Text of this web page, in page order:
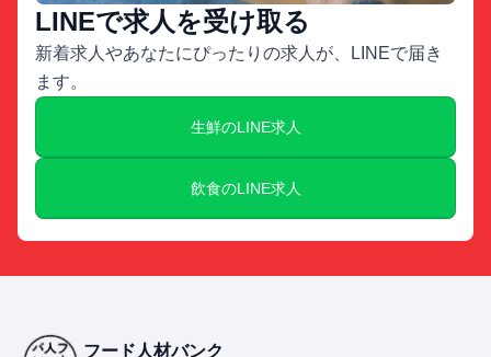
LINEで求人を受け取る
新着求人やあなたにぴったりの求人が、LINEで届き
ます。
生鮮のLINE求人
飲食のLINE求人
フード人材バンク